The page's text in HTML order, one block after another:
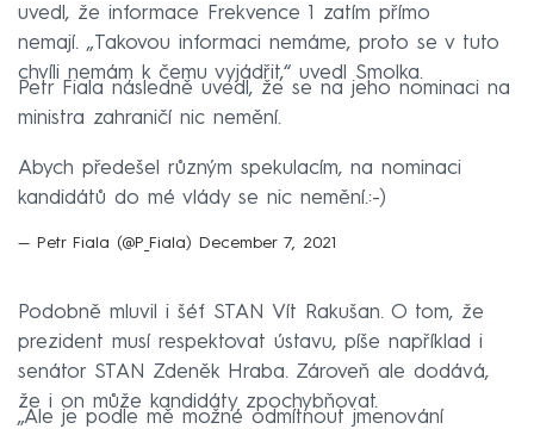
uvedl, že informace Frekvence 1 zatím přímo
nemají. „Takovou informaci nemáme, proto se v tuto
chvíli nemám k čemu vyjádřit,“ uvedl Smolka.
Petr Fiala následně uvedl, že se na jeho nominaci na
ministra zahraničí nic nemění.
Abych předešel různým spekulacím, na nominaci
kandidátů do mé vlády se nic nemění.:-)
— Petr Fiala (@P_Fiala) December 7, 2021
Podobně mluvil i šéf STAN Vít Rakušan. O tom, že
prezident musí respektovat ústavu, píše například i
senátor STAN Zdeněk Hraba. Zároveň ale dodává,
že i on může kandidáty zpochybňovat.
„Ale je podle mě možné odmítnout jmenování